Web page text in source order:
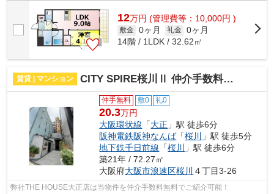
12万円 (管理費等：10,000円 )
敷金 0ヶ月 礼金 0ヶ月
14階 / 1LDK / 32.62㎡
賃貸 | マンション CITY SPIRE桜川Ⅱ 仲介手数料無料
仲手無料 敷0 礼0
20.3万円
大阪環状線 「大正 」駅 徒歩6分
阪神電鉄阪神なんば「桜川
」駅 徒歩5分
地下鉄千日前線 「桜川
」駅 徒歩6分
築21年 / 72.27㎡
大阪府大阪市浪速区桜川 ４丁目3-26
弊社THE HOUSE大正店は当物件を仲介手数料無料でご紹介可能！